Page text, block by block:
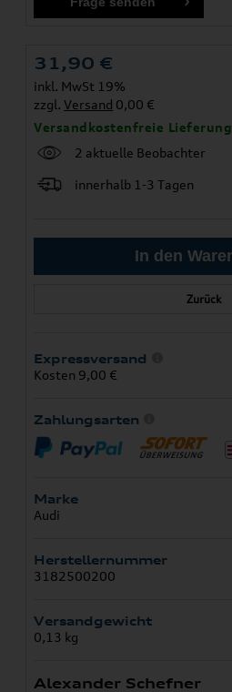
31,90 €
inkl. MwSt 19%
zzgl.Versand 0,00 €
Versandkostenfreie Lieferung
2 aktuelle Beobachter
innerhalb 1-3 Tagen
Zurück
Expressversand
Kosten 9,00 €
Zahlungsarten
Marke
Audi
Herstellernummer
3182500200
Versandgewicht
0,13 kg
Alexander Schefner